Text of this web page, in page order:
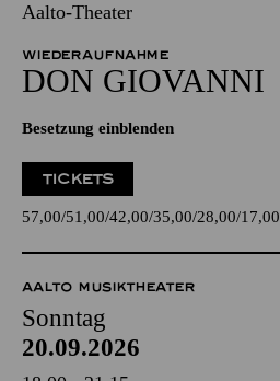
Aalto-Theater
WIEDERAUFNAHME
DON GIO­VANNI
Besetzung einblenden
TICKETS
57,00 51,00 42,00 35,00 28,00 17,00
AALTO MUSIKTHEATER
Sonntag
20.09.2026